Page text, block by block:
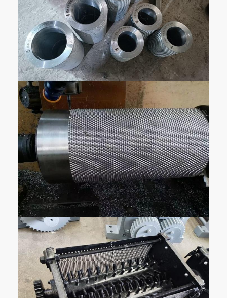
ロー
ラー
サイ
ズ
Φ150×220 Φ150×300 Φ186×300
飼料
の大
きさ
¥0.5mm ¥0.5mm ¥0.5mm
完成
した
粒子
の大
きさ
Φ2.5~Φ10 Φ2.5~Φ10 Φ2.5~Φ10
材料
の湿
度
2%~5% 2%~5% 2%~5%